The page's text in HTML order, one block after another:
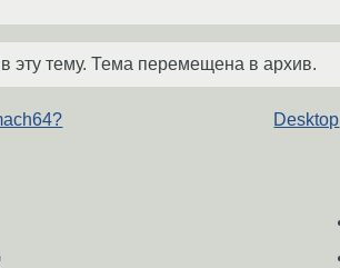
эту тему. Тема перемещена в архив.
Desktop